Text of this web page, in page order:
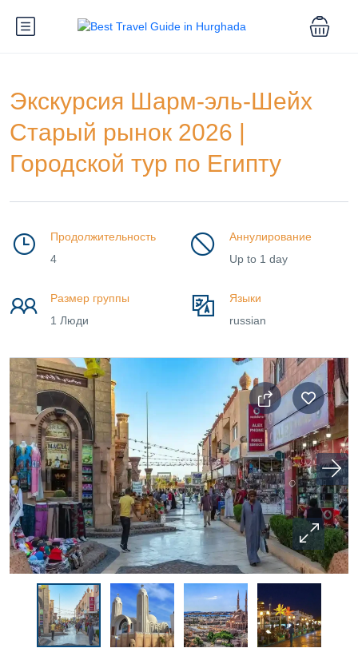
Экскурсия Шарм-эль-Шейх
Старый рынок 2026 |
Городской тур по Египту
Продолжительность
4
Аннулирование
Up to 1 day
Размер группы
1 Люди
Языки
russian